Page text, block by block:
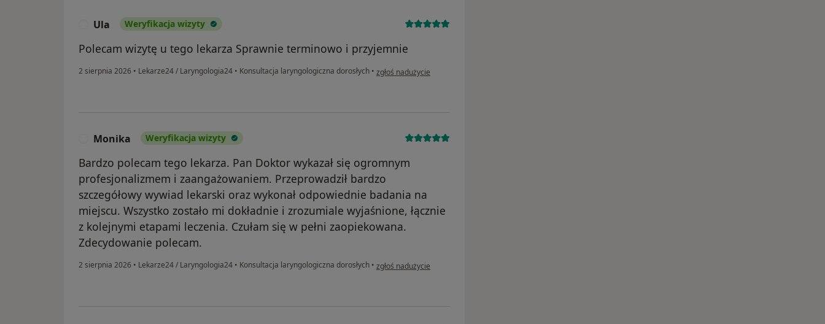
Ula Weryfikacja wizyty
Polecam wizytę u tego lekarza Sprawnie terminowo i przyjemnie
2 sierpnia 2026 • Lekarze24 / Laryngologia24 • Konsultacja laryngologiczna dorosłych • w opinii użytkownika Ula
zgłoś nadużycie
Monika Weryfikacja wizyty
Bardzo polecam tego lekarza. Pan Doktor wykazał się ogromnym
profesjonalizmem i zaangażowaniem. Przeprowadził bardzo
szczegółowy wywiad lekarski oraz wykonał odpowiednie badania na
miejscu. Wszystko zostało mi dokładnie i zrozumiale wyjaśnione, łącznie
z kolejnymi etapami leczenia. Czułam się w pełni zaopiekowana.
Zdecydowanie polecam.
2 sierpnia 2026 • Lekarze24 / Laryngologia24 • Konsultacja laryngologiczna dorosłych • w opinii użytkownika Monika
zgłoś nadużycie